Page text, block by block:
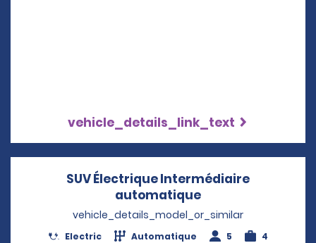
vehicle_details_link_text
SUV Électrique Intermédiaire
automatique
vehicle_details_model_or_similar
Electric Automatique 5 4